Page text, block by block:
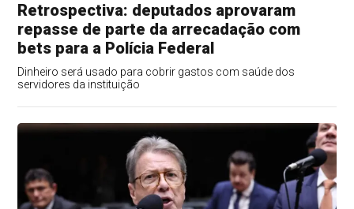
Retrospectiva: deputados aprovaram
repasse de parte da arrecadação com
bets para a Polícia Federal
Dinheiro será usado para cobrir gastos com saúde dos
servidores da instituição